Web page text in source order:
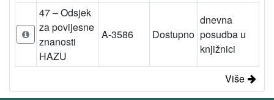
47 – Odsjek
za povijesne
znanosti
HAZU
A-3586 Dostupno
dnevna
posudba u
knjižnici
Više